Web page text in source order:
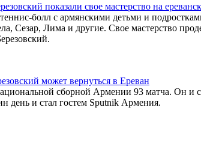
показали свое мастерство на
болл с армянскими детьми и
Сезар, Лима и другие. Свое мастерство
может вернуться в Ереван
сборной Армении 93 матча. Он и
день и стал гостем Sputnik Армения.